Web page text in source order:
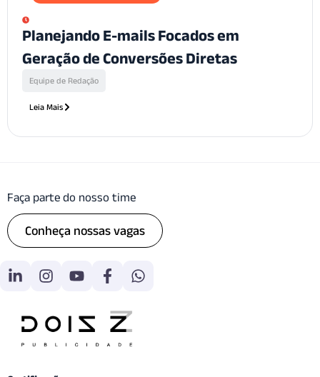
Planejando E-mails Focados em
Geração de Conversões Diretas
Equipe de Redação
Leia Mais
Faça parte do nosso time
Conheça nossas vagas